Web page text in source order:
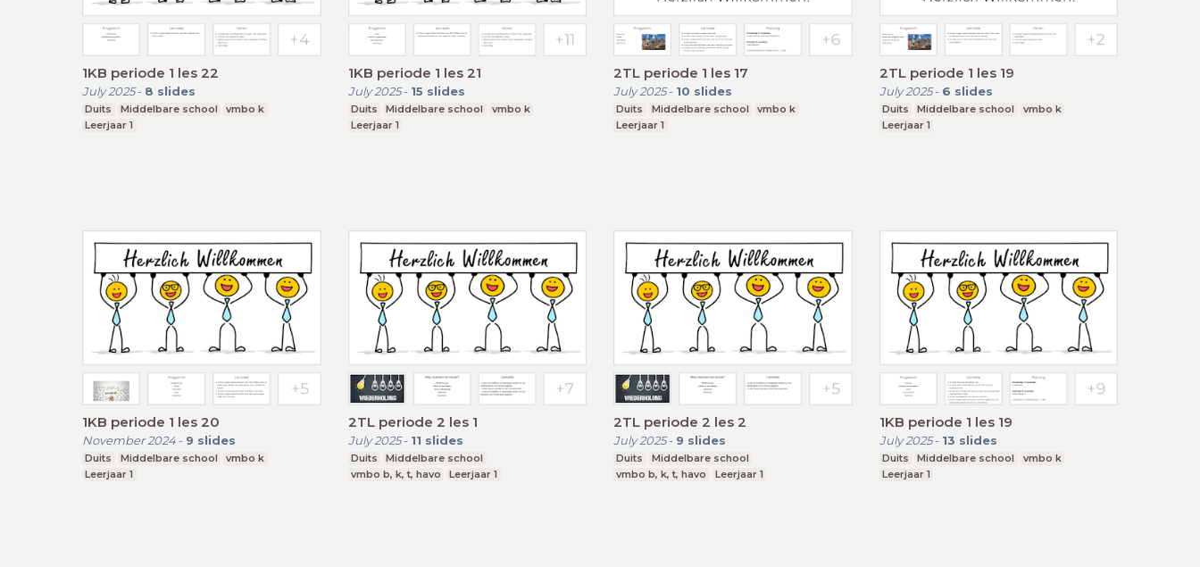
1KB periode 1 les 22
July 2025- 8 slides
Duits Middelbare school
vmbo k
Leerjaar 1
1KB periode 1 les 21
July 2025- 15 slides
Duits Middelbare school
vmbo k
Leerjaar 1
2TL periode 1 les 17
July 2025- 10 slides
Duits Middelbare school
vmbo k
Leerjaar 1
2TL periode 1 les 19
July 2025- 6 slides
Duits Middelbare school
vmbo k
Leerjaar 1
1KB periode 1 les 20
November 2024- 9 slides
Duits Middelbare school
vmbo k
Leerjaar 1
2TL periode 2 les 1
July 2025- 11 slides
Duits
Middelbare school
vmbo b, k, t, havo
Leerjaar 1
2TL periode 2 les 2
July 2025- 9 slides
Duits
Middelbare school
vmbo b, k, t, havo
Leerjaar 1
1KB periode 1 les 19
July 2025- 13 slides
Duits Middelbare school
vmbo k
Leerjaar 1